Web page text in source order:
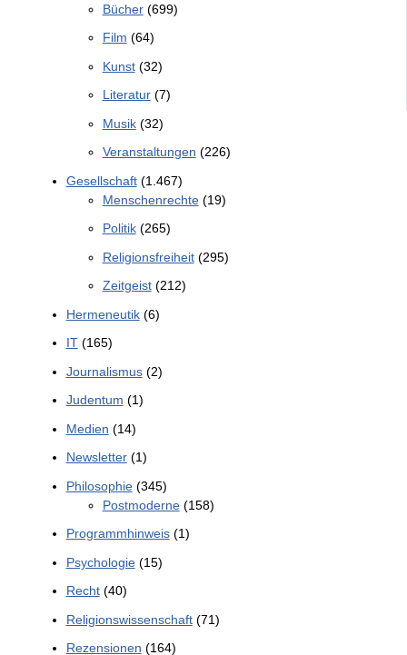
Bücher(699)
Film (64)
Kunst(32)
Literatur(7)
Musik(32)
Veranstaltungen (226)
Gesellschaft(1.467)
Menschenrechte(19)
Politik(265)
Religionsfreiheit(295)
Zeitgeist(212)
Hermeneutik(6)
IT(165)
Journalismus(2)
Judentum (1)
Medien (14)
Newsletter(1)
Philosophie(345)
Postmoderne(158)
Programmhinweis(1)
Psychologie(15)
Recht(40)
Religionswissenschaft(71)
Rezensionen (164)